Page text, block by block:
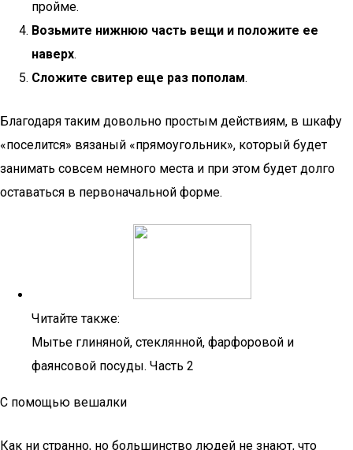
пройме.
Возьмите нижнюю часть вещи и положите ее
наверх.
Сложите свитер еще раз пополам.
Благодаря таким довольно простым действиям, в шкафу
«поселится» вязаный «прямоугольник», который будет
занимать совсем немного места и при этом будет долго
оставаться в первоначальной форме.
Читайте также:
Мытье глиняной, стеклянной, фарфоровой и
фаянсовой посуды. Часть 2
С помощью вешалки
Как ни странно, но большинство людей не знают, что